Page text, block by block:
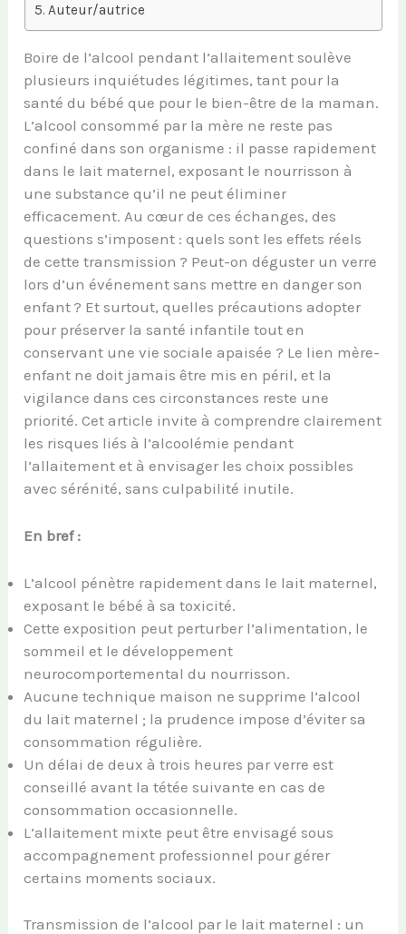
Auteur/autrice
Boire de l’alcool pendant l’allaitement soulève
plusieurs inquiétudes légitimes, tant pour la
santé du bébé que pour le bien-être de la maman.
L’alcool consommé par la mère ne reste pas
confiné dans son organisme : il passe rapidement
dans le lait maternel, exposant le nourrisson à
une substance qu’il ne peut éliminer
efficacement. Au cœur de ces échanges, des
questions s’imposent : quels sont les effets réels
de cette transmission ? Peut-on déguster un verre
lors d’un événement sans mettre en danger son
enfant ? Et surtout, quelles précautions adopter
pour préserver la santé infantile tout en
conservant une vie sociale apaisée ? Le lien mère-
enfant ne doit jamais être mis en péril, et la
vigilance dans ces circonstances reste une
priorité. Cet article invite à comprendre clairement
les risques liés à l’alcoolémie pendant
l’allaitement et à envisager les choix possibles
avec sérénité, sans culpabilité inutile.
En bref :
L’alcool pénètre rapidement dans le lait maternel,
exposant le bébé à sa toxicité.
Cette exposition peut perturber l’alimentation, le
sommeil et le développement
neurocomportemental du nourrisson.
Aucune technique maison ne supprime l’alcool
du lait maternel ; la prudence impose d’éviter sa
consommation régulière.
Un délai de deux à trois heures par verre est
conseillé avant la tétée suivante en cas de
consommation occasionnelle.
L’allaitement mixte peut être envisagé sous
accompagnement professionnel pour gérer
certains moments sociaux.
Transmission de l’alcool par le lait maternel : un